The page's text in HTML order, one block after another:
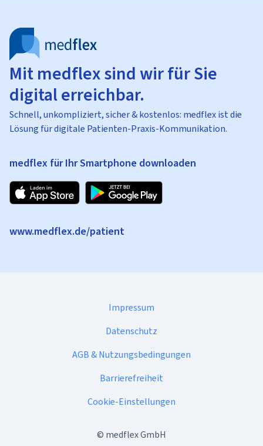
Mit medflex sind wir für Sie
digital erreichbar.
Schnell, unkompliziert, sicher & kostenlos: medflex ist die
Lösung für digitale Patienten-Praxis-Kommunikation.
medflex für Ihr Smartphone downloaden
www.medflex.de/patient
Impressum
Datenschutz
AGB & Nutzungsbedingungen
Barrierefreiheit
Cookie-Einstellungen
© medflex GmbH